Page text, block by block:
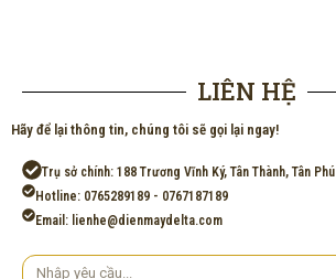
LIÊN HỆ
Hãy để lại thông tin, chúng tôi sẽ gọi lại ngay!
Trụ sở chính: 188 Trương Vĩnh Ký, Tân Thành, Tân Phú
Hotline: 0765289189 - 0767187189
Email: lienhe@dienmaydelta.com
Yêu